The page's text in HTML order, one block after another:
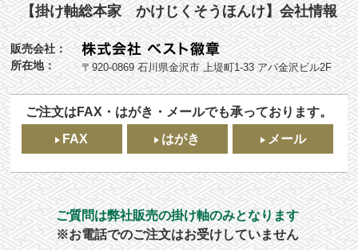
【掛け軸総本家 かけじくそうほんけ】会社情報
販売会社：
所在地：
〒920-0869 石川県金沢市 上堤町1-33 アパ金沢ビル2F
ご注文はFAX・はがき・メールでも承っております。
FAX
はがき メール
ご質問は弊社販売の掛け軸のみとなります
※お電話でのご注文はお受けしていません